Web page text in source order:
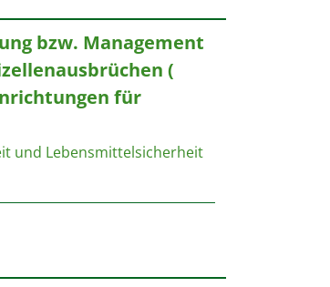
bzw. Management
(
für
und Lebensmittelsicherheit